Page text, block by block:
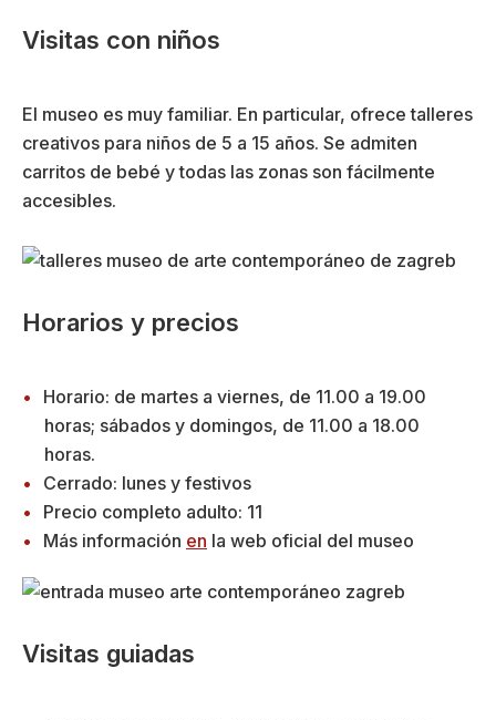
Visitas con niños
El museo es muy familiar. En particular, ofrece talleres
creativos para niños de 5 a 15 años. Se admiten
carritos de bebé y todas las zonas son fácilmente
accesibles.
Horarios y precios
Horario: de martes a viernes, de 11.00 a 19.00
horas; sábados y domingos, de 11.00 a 18.00
horas.
Cerrado: lunes y festivos
Precio completo adulto: 11
Más información en la web oficial del museo
Visitas guiadas